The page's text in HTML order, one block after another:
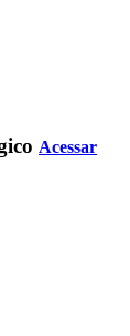
Acessar